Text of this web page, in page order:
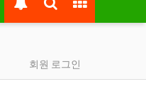
회원 로그인